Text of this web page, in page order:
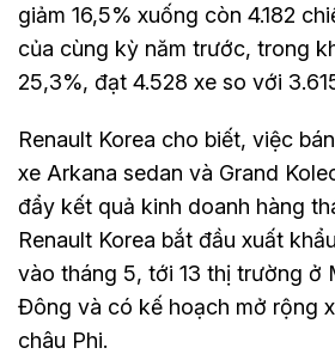
giảm 16,5% xuống còn 4.182
của cùng kỳ năm trước, trong
25,3%, đạt 4.528 xe so với
Renault Korea cho biết, việc
xe Arkana sedan và Grand
đẩy kết quả kinh doanh hàng
Renault Korea bắt đầu xuất
vào tháng 5, tới 13 thị trường ở
Đông và có kế hoạch mở rộng
châu Phi.